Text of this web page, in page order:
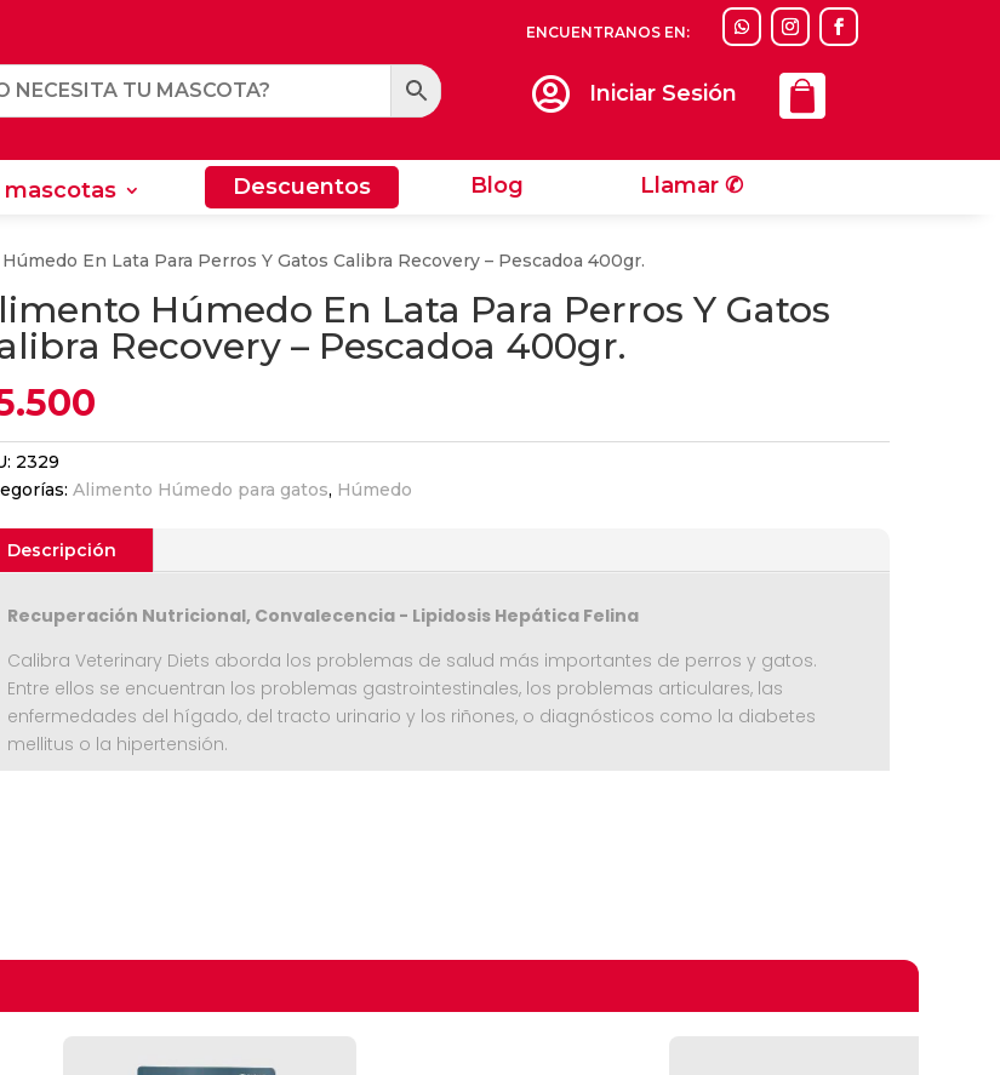
ENCUENTRANOS EN:
 Iniciar Sesión
mascotas Descuentos Blog Llamar ✆
Llamar ✆
En Lata Para Perros Y Gatos Calibra Recovery – Pescadoa 400gr.
Húmedo En Lata Para Perros Y Gatos
Recovery – Pescadoa 400gr.
2329
Alimento Húmedo para gatos, Húmedo
Descripción
Recuperación Nutricional, Convalecencia - Lipidosis Hepática Felina
Calibra Veterinary Diets aborda los problemas de salud más importantes de perros y gatos.
Entre ellos se encuentran los problemas gastrointestinales, los problemas articulares, las
enfermedades del hígado, del tracto urinario y los riñones, o diagnósticos como la diabetes
mellitus o la hipertensión.